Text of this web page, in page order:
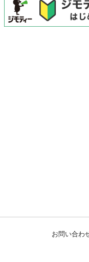
お問い合わ